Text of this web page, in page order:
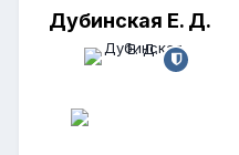
Дубинская Е. Д.